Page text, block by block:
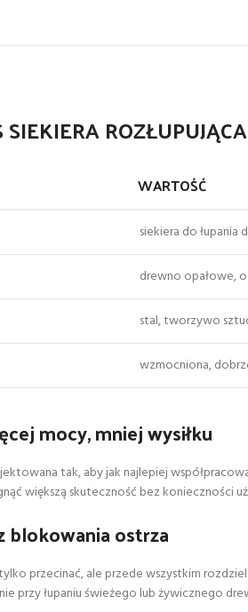
WARTOŚĆ
siekiera do łupania
drewno opałowe,
stal, tworzywo
wzmocniona,
mocy, mniej wysiłku
tak, aby jak najlepiej
większą skuteczność bez konieczności
blokowania ostrza
przecinać, ale przede wszystkim
przy łupaniu świeżego lub żywicznego